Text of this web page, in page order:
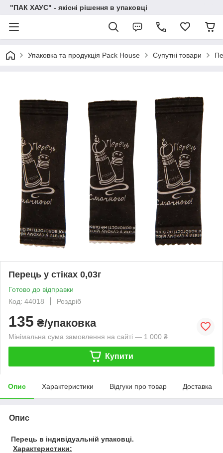
"ПАК ХАУС" - якісні рішення в упаковці
Упаковка та продукція Pack House Супутні товари
Перець у стіках 0,03г
Готово до відправки
Код: 44018
Роздріб
135 ₴/упаковка
Мінімальна сума замовлення на сайті — 1 000 ₴
Купити
Опис Характеристики Відгуки про товар Доставка
Опис
Перець в індивідуальній упаковці.
Характеристики: